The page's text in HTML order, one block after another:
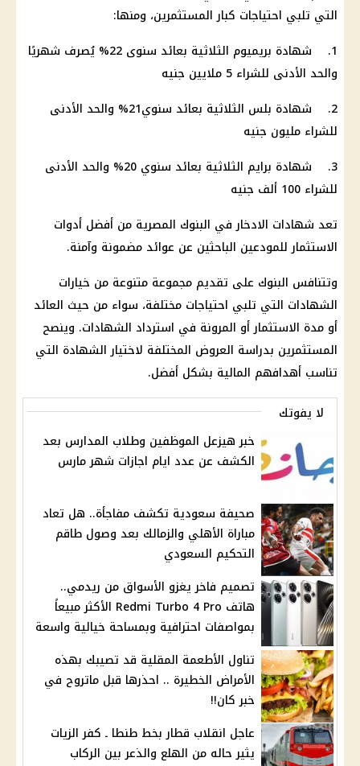
التي تلبي احتياجات كبار المستثمرين، ومنها:
1. شهادة بريميوم الثلاثية بعائد سنوى 22% يُصرف شهريًا
والحد الأدنى للشراء 5 ملايين جنيه
2. شهادة بلس الثلاثية بعائد سنوي21% والحد الأدنى
للشراء مليون جنيه
3. شهادة برايم الثلاثية بعائد سنوي 20% والحد الأدنى
للشراء 100 ألف جنيه
تعد شهادات الادخار في البنوك المصرية من أفضل أدوات
الاستثمار للمودعين الباحثين عن عوائد مضمونة وآمنة.
وتتنافس البنوك على تقديم مجموعة متنوعة من خيارات
الشهادات التي تلبي احتياجات مختلفة، سواء من حيث العائد
أو مدة الاستثمار أو المرونة في استرداد الشهادات. وينصح
المستثمرين بدراسة العروض المختلفة لاختيار الشهادة التي
تناسب أهدافهم المالية بشكل أفضل.
لا يفوتك
خبر هيزعل الموظفين وطلاب المدارس بعد
الكشف عن عدد ايام اجازات شهر مارس
صحيفة سعودية تكشف مفاجأة.. هل تعاد
مباراة الأهلي والزمالك بعد وصول طاقم
التحكيم السعودي
تصميم فاخر يغزو الأسواق من ريدمي..
هاتف Redmi Turbo 4 Pro الأكثر مبيعاً
بمواصفات احترافية وبمساحة خيالية واسعة
تناول الأطعمة المقلية قد تصيبك بهذه
الأمراض الخطيرة .. احذرها قبل ماتروح في
خبر كان!!
عاجل انقلاب قطار بخط طنطا ـ كفر الزيات
يثير حاله من الهلع والذعر بين الركاب